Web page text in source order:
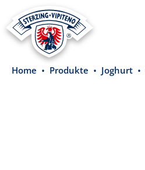
springen
Home Produkte Joghurt